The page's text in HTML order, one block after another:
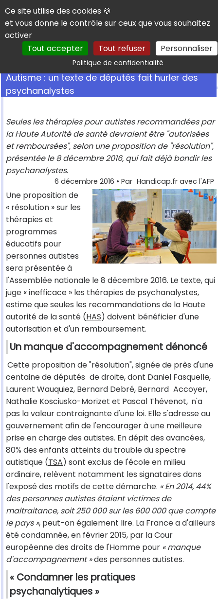
Panneau de gestion des cookies
Ce site utilise des cookies 🍪
et vous donne le contrôle sur ceux que vous souhaitez
activer
Tout accepter
Tout refuser Personnaliser
Politique de confidentialitéRechercher
Autisme : un texte de députés fait hurler des
psychanalystes
Seules les thérapies pour autistes recommandées par
la Haute Autorité de santé devraient être "autorisées
et remboursées", selon une proposition de "résolution",
présentée le 8 décembre 2016, qui fait déjà bondir les
psychanalystes.
6 décembre 2016 • Par Handicap.fr avec l'AFP
Une proposition de
« résolution » sur les
thérapies et
programmes
éducatifs pour
personnes autistes
sera présentée à
l'Assemblée nationale le 8 décembre 2016. Le texte, qui
juge « inefficace » les thérapies de psychanalystes,
estime que seules les recommandations de la Haute
autorité de la santé (HAS) doivent bénéficier d'une
autorisation et d'un remboursement.
Un manque d'accompagnement dénoncé
Cette proposition de "résolution", signée de près d'une
centaine de députés de droite, dont Daniel Fasquelle,
Laurent Wauquiez, Bernard Debré, Bernard Accoyer,
Nathalie Kosciusko-Morizet et Pascal Thévenot, n'a
pas la valeur contraignante d'une loi. Elle s'adresse au
gouvernement afin de l'encourager à une meilleure
prise en charge des autistes. En dépit des avancées,
80% des enfants atteints du trouble du spectre
autistique (TSA) sont exclus de l'école en milieu
ordinaire, relèvent notamment les signataires dans
l'exposé des motifs de cette démarche. « En 2014, 44%
des personnes autistes étaient victimes de
maltraitance, soit 250 000 sur les 600 000 que compte
le pays », peut-on également lire. La France a d'ailleurs
été condamnée, en février 2015, par la Cour
européenne des droits de l'Homme pour « manque
d'accompagnement »des personnes autistes.
« Condamner les pratiques
psychanalytiques »